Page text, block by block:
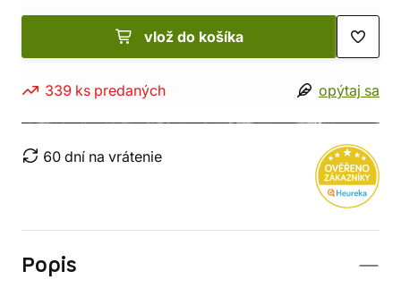
vlož do košíka
339 ks predaných opýtaj sa
60 dní na vrátenie
Popis